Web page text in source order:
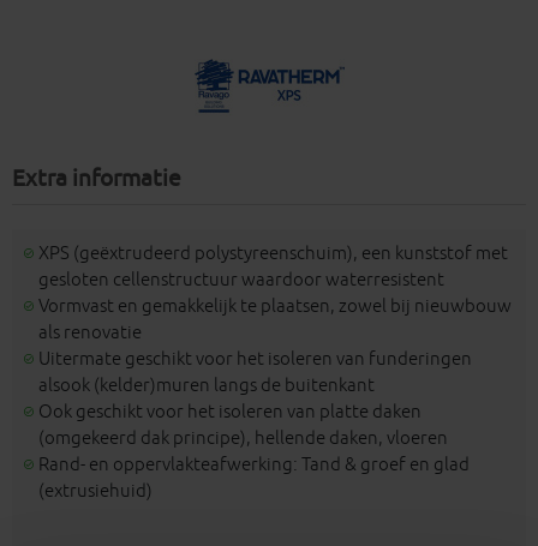
Extra informatie
XPS (geëxtrudeerd polystyreenschuim), een kunststof met
gesloten cellenstructuur waardoor waterresistent
Vormvast en gemakkelijk te plaatsen, zowel bij nieuwbouw
als renovatie
Uitermate geschikt voor het isoleren van funderingen
alsook (kelder)muren langs de buitenkant
Ook geschikt voor het isoleren van platte daken
(omgekeerd dak principe), hellende daken, vloeren
Rand- en oppervlakteafwerking: Tand & groef en glad
(extrusiehuid)